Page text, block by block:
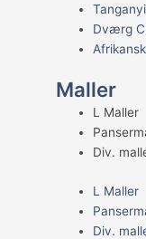
Dværg
Maller
L Maller
Div.
L Maller
Div.